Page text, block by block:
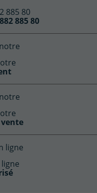
885 80
885 80